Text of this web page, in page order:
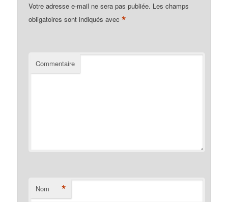
Votre adresse e-mail ne sera pas publiée. Les champs
obligatoires sont indiqués avec*
Commentaire
Nom *